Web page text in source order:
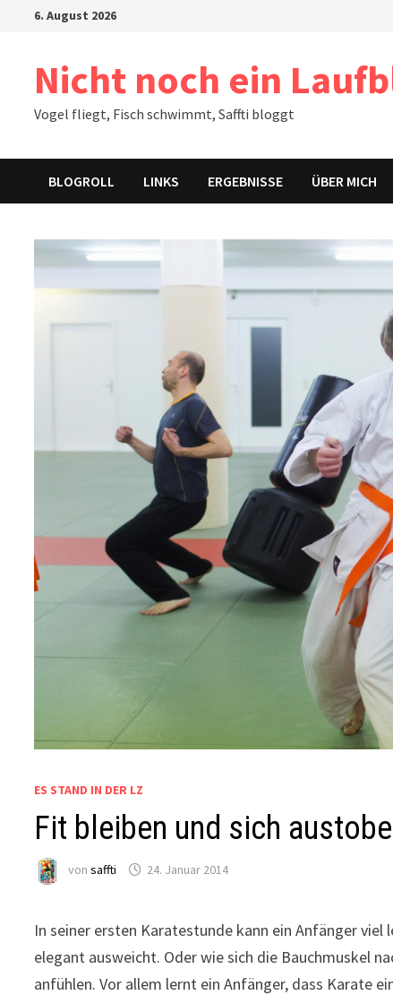
6. August 2026
Nicht noch ein
Vogel fliegt, Fisch schwimmt, Saffti bloggt
BLOGROLL LINKS ERGEBNISSE ÜBER MICH
ES STAND IN DER LZ
Fit bleiben und sich
vonsaffti 24. Januar 2014
In seiner ersten Karatestunde kann ein Anfänger
elegant ausweicht. Oder wie sich die Bauchmuskel
anfühlen. Vor allem lernt ein Anfänger, dass Karate